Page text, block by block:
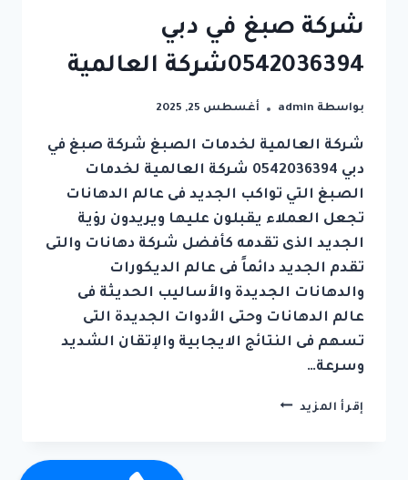
شركة صبغ في دبي
0542036394شركة العالمية
بواسطة admin أغسطس 25, 2025
شركة العالمية لخدمات الصبغ شركة صبغ في
دبي 0542036394 شركة العالمية لخدمات
الصبغ التي تواكب الجديد فى عالم الدهانات
تجعل العملاء يقبلون عليها ويريدون رؤية
الجديد الذى تقدمه كأفضل شركة دهانات والتى
تقدم الجديد دائماً فى عالم الديكورات
والدهانات الجديدة والأساليب الحديثة فى
عالم الدهانات وحتى الأدوات الجديدة التى
تسهم فى النتائج الايجابية والإتقان الشديد
وسرعة…
إقرأ المزيد شركة